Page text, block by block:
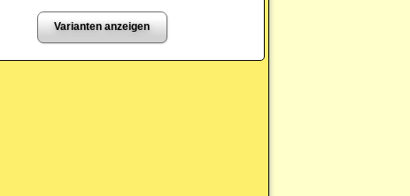
Varianten anzeigen